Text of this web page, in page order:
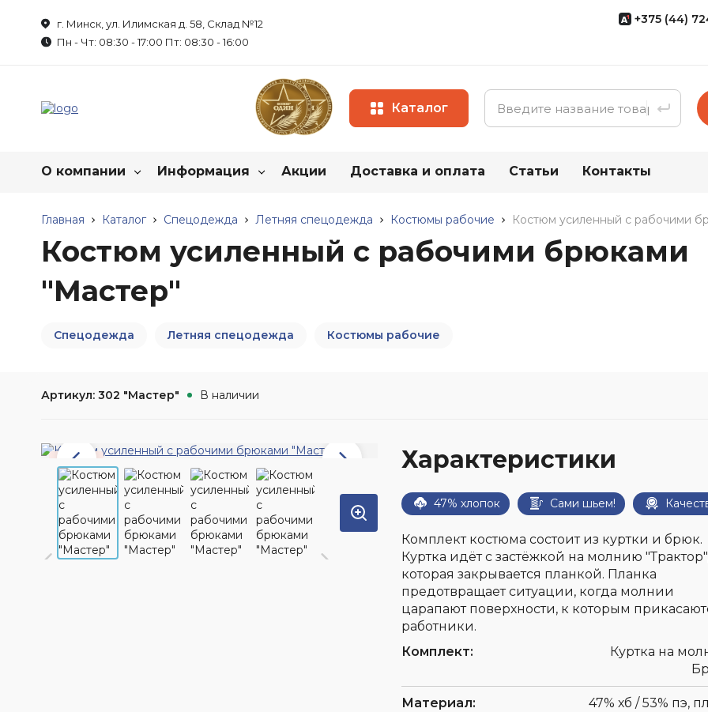
г. Минск, ул. Илимская д. 58, Склад №12
Пн - Чт: 08:30 - 17:00 Пт: 08:30 - 16:00
+375 (44)
+375
Каталог
Каталог нашей продукции
Летняя спецодежда
Халаты
Влагозащитная одежда
Одежда для сварщиков
Зимняя обувь
Средства защиты органов
Защитные фартуки
Диэлектрические изделия
При высотных работах
О компании
О нас
Реквизиты
Сотрудничество
Вакансии
Наши достижения
Новости
Обзоры продукции
Информация
Как купить спецодежду?
Пошив на заказ
Таблица размеров
Маркировка продукции
документооборот (ЭДО)
Основные ТР ТС, ГОСТ и ТУ
Климатические пояса
Партнёрские предложения
Акции Доставка и оплата Статьи Контакты
Главная Каталог Спецодежда Летняя спецодежда Костюмы рабочие Костюм усиленный с рабочими
Костюм усиленный с рабочими брюками
"Мастер"
Спецодежда Летняя спецодежда Костюмы рабочие
Артикул: 302 "Мастер" В наличии
Акция
Хит
Характеристики
47% хлопок Сами шьем!
Комплект костюма состоит из куртки и брюк.
Куртка идёт с застёжкой на молнию
которая закрывается планкой. Планка
предотвращает ситуации, когда молнии
царапают поверхности, к которым
работники.
Комплект:
Куртка на
Материал:
47% хб / 53% пэ,